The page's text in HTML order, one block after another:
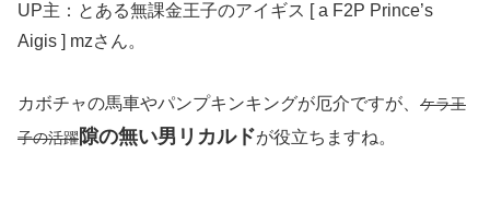
UP主：とある無課金王子のアイギス [ a F2P Prince’s
Aigis ] mzさん。
カボチャの馬車やパンプキンキングが厄介ですが、 ケラ王
子の活躍隙の無い男リカルドが役立ちますね。